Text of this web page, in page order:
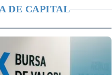
DE CAPITAL